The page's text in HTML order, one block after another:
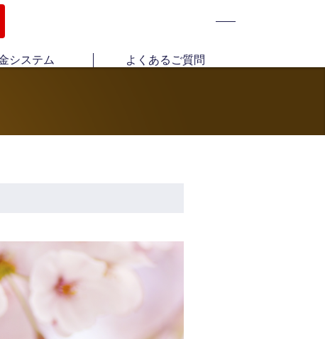
システム よくあるご質問